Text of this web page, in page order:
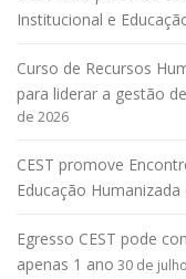
Institucional e
Curso de Recursos
para liderar a gestão
de 2026
CEST promove
Educação
Egresso CEST pode
apenas 1 ano 30 de